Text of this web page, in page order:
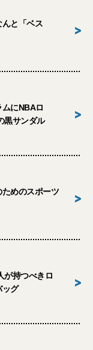
と「ベス
>
ムにNBAロ
黒サンダル
>
めのスポーツ
>
が持つべきロ
ッグ
>